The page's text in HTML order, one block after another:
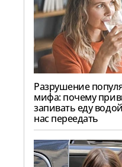
Разрушение
мифа: почему
запивать еду
нас переедать